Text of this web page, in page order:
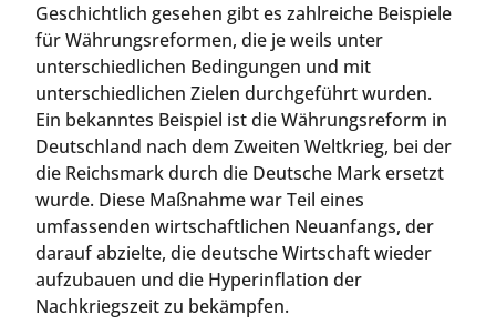
Geschichtlich gesehen gibt es zahlreiche Beispiele
für Währungsreformen, die je weils unter
unterschiedlichen Bedingungen und mit
unterschiedlichen Zielen durchgeführt wurden.
Ein bekanntes Beispiel ist die Währungsreform in
Deutschland nach dem Zweiten Weltkrieg, bei der
die Reichsmark durch die Deutsche Mark ersetzt
wurde. Diese Maßnahme war Teil eines
umfassenden wirtschaftlichen Neuanfangs, der
darauf abzielte, die deutsche Wirtschaft wieder
aufzubauen und die Hyperinflation der
Nachkriegszeit zu bekämpfen.